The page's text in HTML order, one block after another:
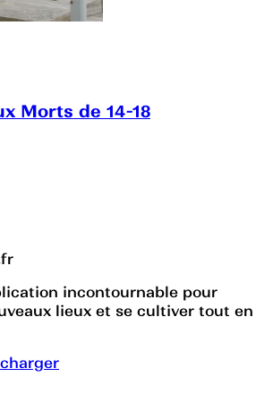
Morts de 14-18
incontournable pour
lieux et se cultiver tout en